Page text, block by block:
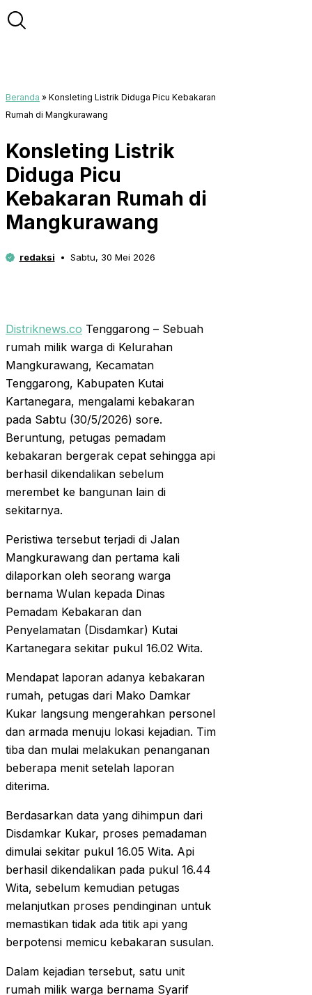
Beranda » Konsleting Listrik Diduga Picu Kebakaran
Rumah di Mangkurawang
Konsleting Listrik
Diduga Picu
Kebakaran Rumah di
Mangkurawang
redaksi Sabtu, 30 Mei 2026
Distriknews.co Tenggarong – Sebuah
rumah milik warga di Kelurahan
Mangkurawang, Kecamatan
Tenggarong, Kabupaten Kutai
Kartanegara, mengalami kebakaran
pada Sabtu (30/5/2026) sore.
Beruntung, petugas pemadam
kebakaran bergerak cepat sehingga api
berhasil dikendalikan sebelum
merembet ke bangunan lain di
sekitarnya.
Peristiwa tersebut terjadi di Jalan
Mangkurawang dan pertama kali
dilaporkan oleh seorang warga
bernama Wulan kepada Dinas
Pemadam Kebakaran dan
Penyelamatan (Disdamkar) Kutai
Kartanegara sekitar pukul 16.02 Wita.
Mendapat laporan adanya kebakaran
rumah, petugas dari Mako Damkar
Kukar langsung mengerahkan personel
dan armada menuju lokasi kejadian. Tim
tiba dan mulai melakukan penanganan
beberapa menit setelah laporan
diterima.
Berdasarkan data yang dihimpun dari
Disdamkar Kukar, proses pemadaman
dimulai sekitar pukul 16.05 Wita. Api
berhasil dikendalikan pada pukul 16.44
Wita, sebelum kemudian petugas
melanjutkan proses pendinginan untuk
memastikan tidak ada titik api yang
berpotensi memicu kebakaran susulan.
Dalam kejadian tersebut, satu unit
rumah milik warga bernama Syarif